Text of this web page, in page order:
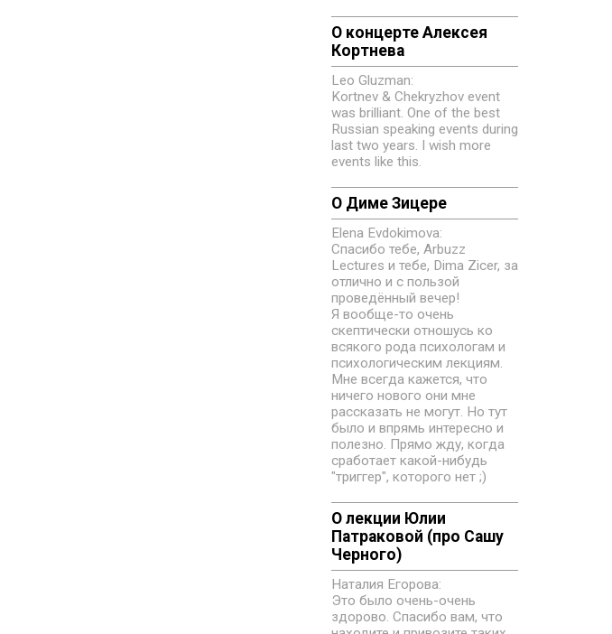
О концерте Алексея
Кортнева
Leo Gluzman:
Kortnev & Chekryzhov event
was brilliant. One of the best
Russian speaking events during
last two years. I wish more
events like this.
О Диме Зицере
Elena Evdokimovа:
Спасибо тебе, Arbuzz
Lectures и тебе, Dima Zicer, за
отлично и с пользой
проведённый вечер!
Я вообще-то очень
скептически отношусь ко
всякого рода психологам и
психологическим лекциям.
Мне всегда кажется, что
ничего нового они мне
рассказать не могут. Но тут
было и впрямь интересно и
полезно. Прямо жду, когда
сработает какой-нибудь
"триггер", которого нет ;)
О лекции Юлии
Патраковой (про Сашу
Черного)
Наталия Егорова:
Это было очень-очень
здорово. Спасибо вам, что